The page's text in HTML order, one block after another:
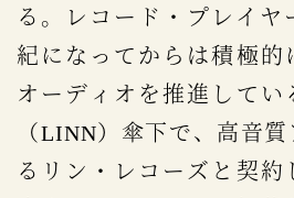
る。レコード・プレイヤ
紀になってからは積極的
オーディオを推進してい
（LINN）傘下で、高音
るリン・レコーズと契約